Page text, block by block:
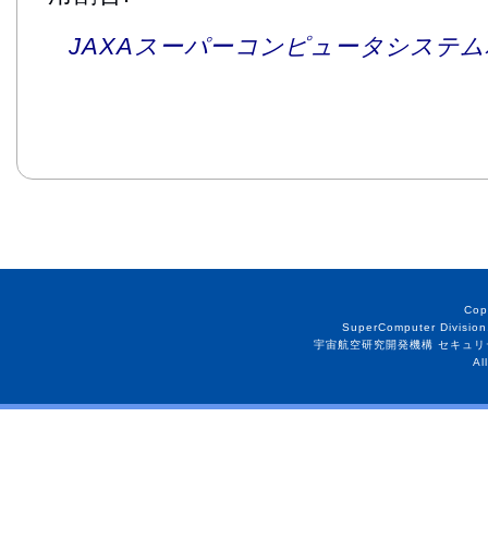
JAXAスーパーコンピュータシステ
SuperComputer
宇宙航空研究開発機構 セキュ